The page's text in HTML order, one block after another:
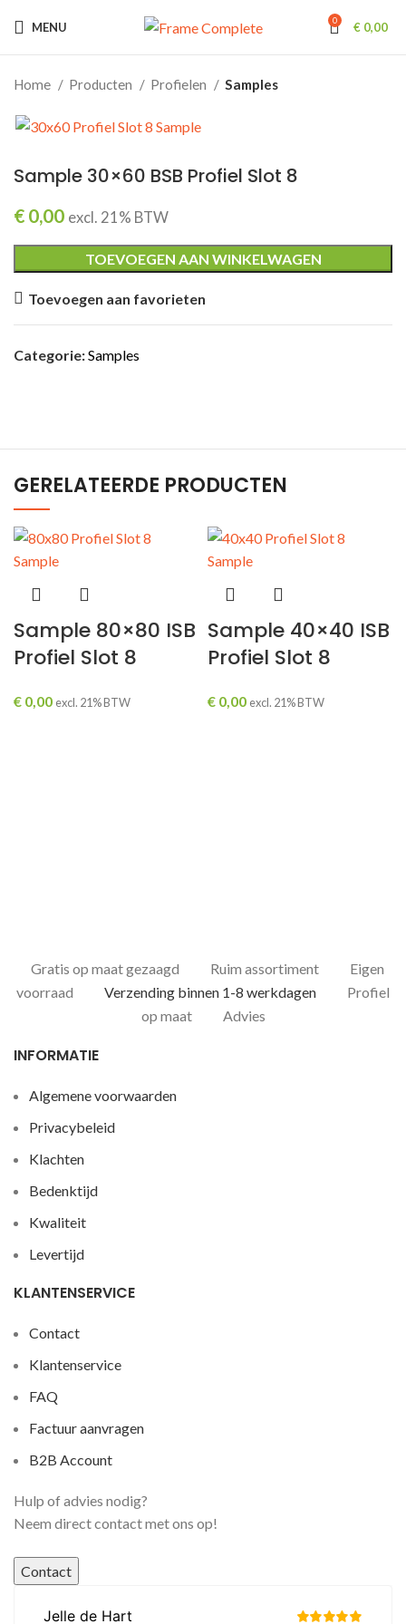
MENU 0 € 0,00
Home Producten Profielen Samples
Sample 30×60 BSB Profiel Slot 8
€ 0,00 excl. 21% BTW
TOEVOEGEN AAN WINKELWAGEN
Toevoegen aan favorieten
Categorie:Samples
GERELATEERDE PRODUCTEN
Sample 80×80 ISB
Profiel Slot 8
€ 0,00 excl. 21% BTW
Sample 40×40 ISB
Profiel Slot 8
€ 0,00 excl. 21% BTW
Gratis op maat gezaagd Ruim assortiment
Eigen
voorraad
Verzending binnen 1-8 werkdagen
Profiel
op maat
Advies
INFORMATIE
Algemene voorwaarden
Privacybeleid
Klachten
Bedenktijd
Kwaliteit
Levertijd
KLANTENSERVICE
Contact
Klantenservice
FAQ
Factuur aanvragen
B2B Account
Hulp of advies nodig?
Neem direct contact met ons op!
Contact